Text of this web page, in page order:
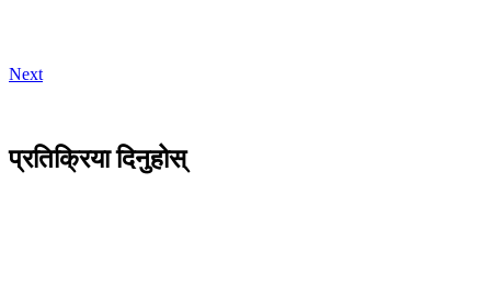
Next
प्रतिक्रिया दिनुहोस्